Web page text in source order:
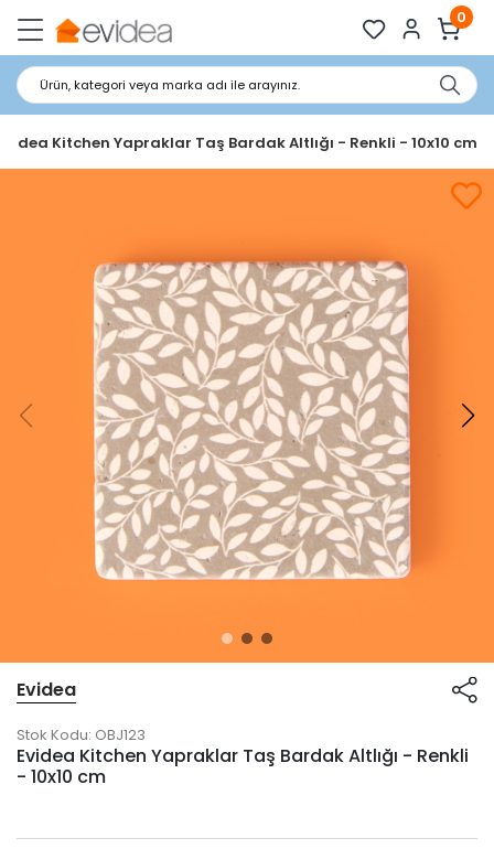
0
Ürün, kategori veya marka adı ile arayınız.
Kitchen Yapraklar Taş Bardak Altlığı - Renkli - 10x10 cm
Evidea
Stok Kodu: OBJ123
Evidea Kitchen Yapraklar Taş Bardak Altlığı - Renkli
- 10x10 cm